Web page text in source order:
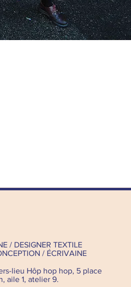
/ DESIGNER TEXTILE
/ ÉCRIVAINE
lieu Hôp hop hop, 5 place
aile 1, atelier 9.